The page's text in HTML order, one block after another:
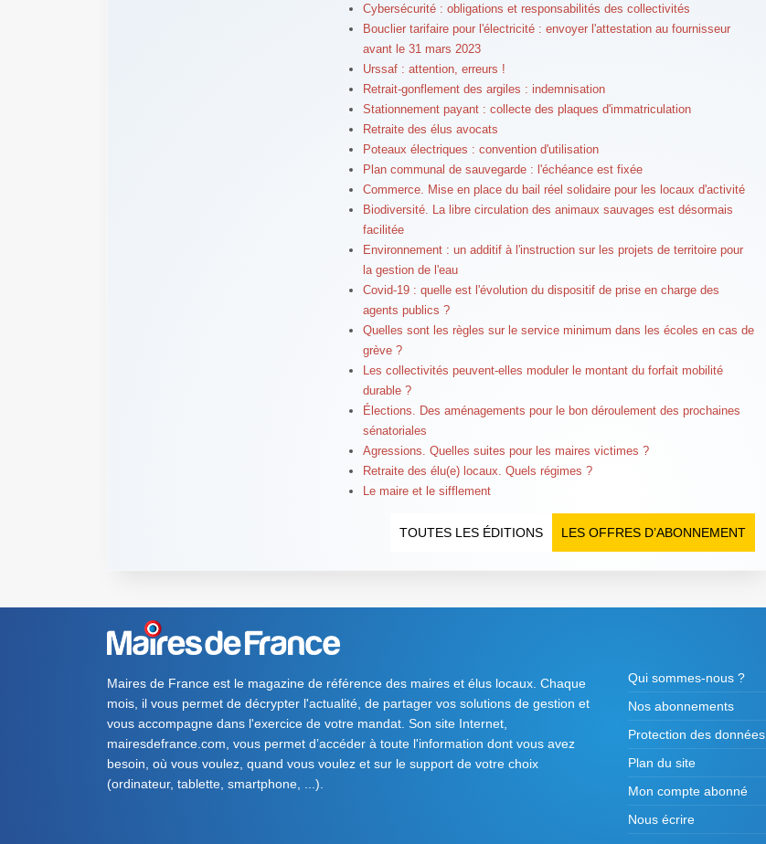
Cybersécurité : obligations et responsabilités des collectivités
Bouclier tarifaire pour l'électricité : envoyer l'attestation au fournisseur
avant le 31 mars 2023
Urssaf : attention, erreurs !
Retrait-gonflement des argiles : indemnisation
Stationnement payant : collecte des plaques d'immatriculation
Retraite des élus avocats
Poteaux électriques : convention d'utilisation
Plan communal de sauvegarde : l'échéance est fixée
Commerce. Mise en place du bail réel solidaire pour les locaux d'activité
Biodiversité. La libre circulation des animaux sauvages est désormais
facilitée
Environnement : un additif à l'instruction sur les projets de territoire pour
la gestion de l'eau
Covid-19 : quelle est l'évolution du dispositif de prise en charge des
agents publics ?
Quelles sont les règles sur le service minimum dans les écoles en cas de
grève ?
Les collectivités peuvent-elles moduler le montant du forfait mobilité
durable ?
Élections. Des aménagements pour le bon déroulement des prochaines
sénatoriales
Agressions. Quelles suites pour les maires victimes ?
Retraite des élu(e) locaux. Quels régimes ?
Le maire et le sifflement
LES OFFRES D’ABONNEMENT
TOUTES LES ÉDITIONS
Maires de France est le magazine de référence des maires et élus locaux. Chaque
mois, il vous permet de décrypter l'actualité, de partager vos solutions de gestion et
vous accompagne dans l'exercice de votre mandat. Son site Internet,
mairesdefrance.com, vous permet d’accéder à toute l'information dont vous avez
besoin, où vous voulez, quand vous voulez et sur le support de votre choix
(ordinateur, tablette, smartphone, ...).
Qui sommes-nous ?
Nos abonnements
Protection des données
Plan du site
Mon compte abonné
Nous écrire